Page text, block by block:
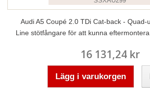
Audi A5 Coupé 2.0 TDi Cat-back - Quad-
Line stötfångare för att kunna
16 131,24 kr
Lägg i varukorgen